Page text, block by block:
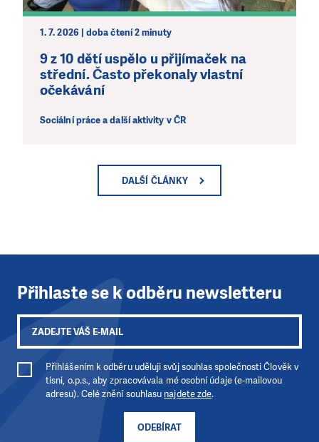
1. 7. 2026 | doba čtení 2 minuty
9 z 10 dětí uspělo u přijímaček na
střední. Často překonaly vlastní
očekávání
Sociální práce a další aktivity v ČR
DALŠÍ ČLÁNKY
Přihlaste se k odběru newsletteru
ODEBÍRAT
Přihlášením k odběru uděluji svůj souhlas společnosti Člověk v
tísni, o.p.s., aby zpracovávala mé osobní údaje (e-mailovou
adresu). Celé znění souhlasu najdete zde.